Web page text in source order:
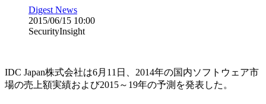
Digest News
2015/06/15 10:00
SecurityInsight
IDC Japan株式会社は6月11日、2014年の国内ソフトウェア市
場の売上額実績および2015～19年の予測を発表した。